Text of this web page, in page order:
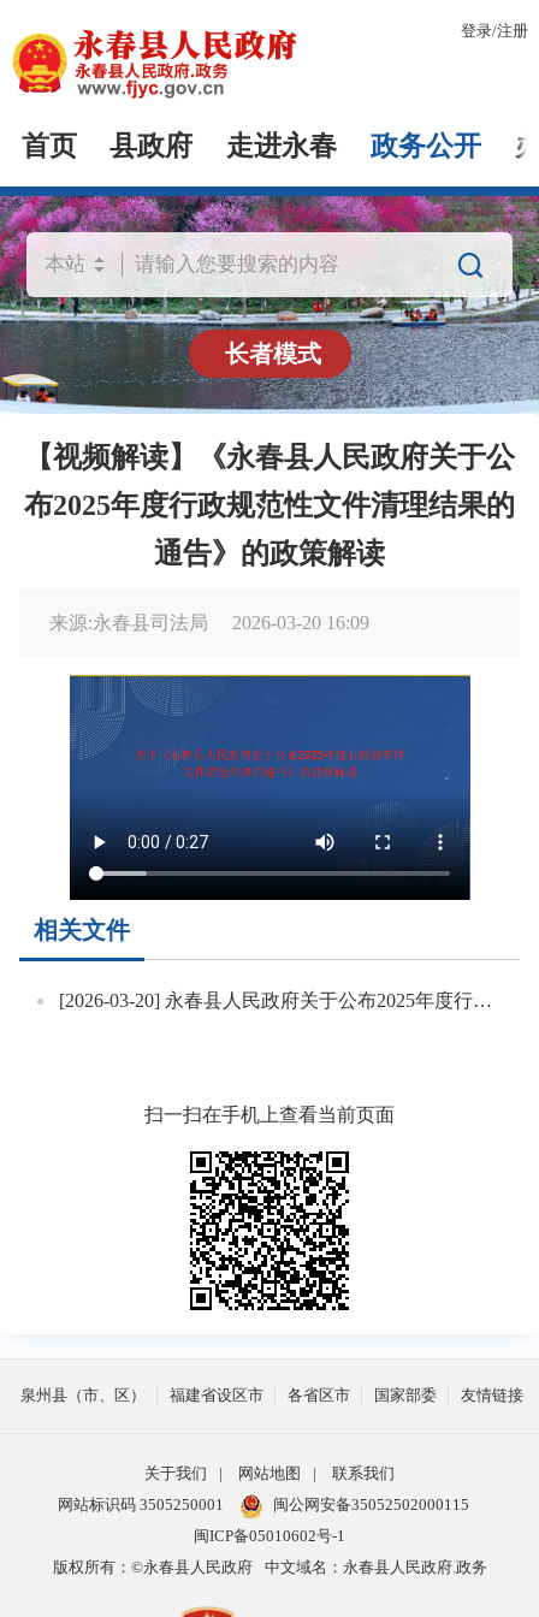
登录/注册
首页 县政府 走进永春 政务公开

长者模式
【视频解读】《永春县人民政府关于公
布2025年度行政规范性文件清理结果的
通告》的政策解读
来源:永春县司法局 2026-03-20 16:09
相关文件
[2026-03-20] 永春县人民政府关于公布2025年度行政规范性文件清理结果的通告
扫一扫在手机上查看当前页面
泉州县（市、区） 福建省设区市 各省区市 国家部委 友情链接
关于我们 | 网站地图 |
联系我们
网站标识码 3505250001
闽公网安备35052502000115
闽ICP备05010602号-1
版权所有：©永春县人民政府
中文域名：永春县人民政府.政务